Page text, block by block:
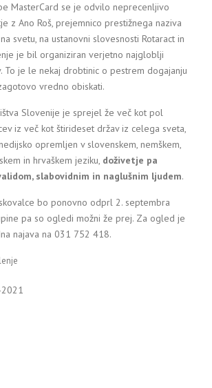
MasterCard se je odvilo neprecenljivo
z Ano Roš, prejemnico prestižnega naziva
svetu, na ustanovni slovesnosti Rotaract in
je bil organiziran verjetno najgloblji
To je le nekaj drobtinic o pestrem dogajanju
vredno obiskati.
Slovenije je sprejel že več kot pol
iz več kot štirideset držav iz celega sveta,
opremljen v slovenskem, nemškem,
in hrvaškem jeziku, doživetje pa
slabovidnim in naglušnim ljudem.
bo ponovno odprl 2. septembra
pa so ogledi možni že prej. Za ogled je
najava na 031 752 418.